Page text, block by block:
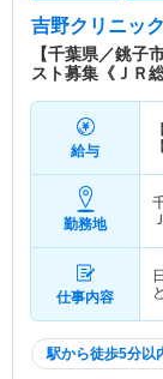
吉野クリニック
【千葉県／銚
スト募集《ＪＲ
給与
勤務地
仕事内容
駅から徒歩5分以